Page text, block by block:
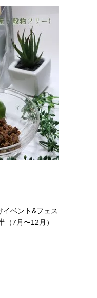
イベント&フェス
（7月〜12月）